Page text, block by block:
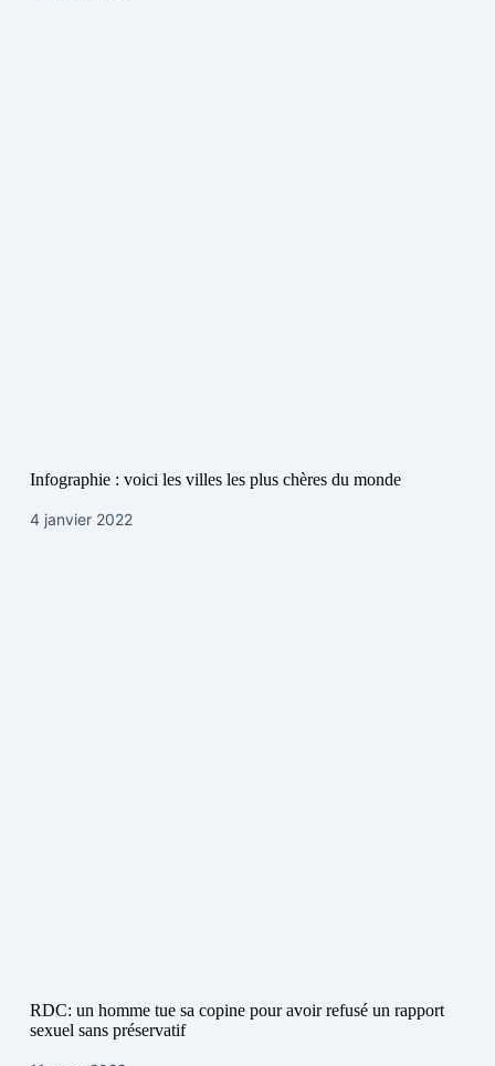
Infographie : voici les villes les plus chères du monde
4 janvier 2022
RDC: un homme tue sa copine pour avoir refusé un rapport
sexuel sans préservatif